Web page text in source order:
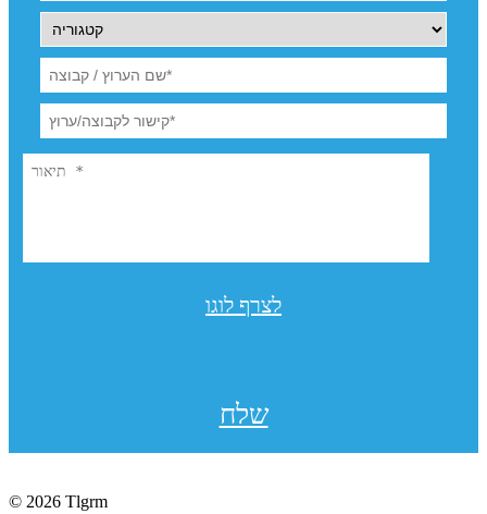
לצרף לוגו
שלח
© 2026 Tlgrm